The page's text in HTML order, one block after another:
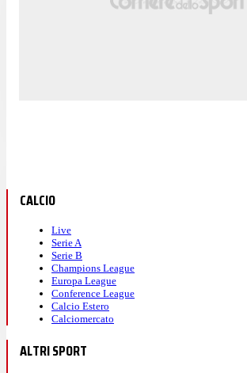
CALCIO
Live
Serie A
Serie B
Champions League
Europa League
Conference League
Calcio Estero
Calciomercato
ALTRI SPORT